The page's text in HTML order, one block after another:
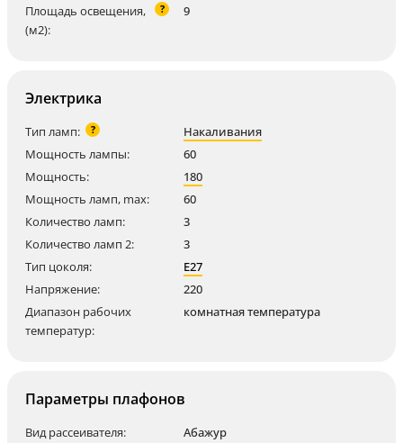
Площадь освещения,
(м2):
? 9
Электрика
Тип ламп: ?
Накаливания
Мощность лампы:
60
Мощность:
180
Мощность ламп, max:
60
Количество ламп:
3
Количество ламп 2:
3
Тип цоколя:
E27
Напряжение:
220
Диапазон рабочих
температур:
комнатная температура
Параметры плафонов
Вид рассеивателя:
Абажур